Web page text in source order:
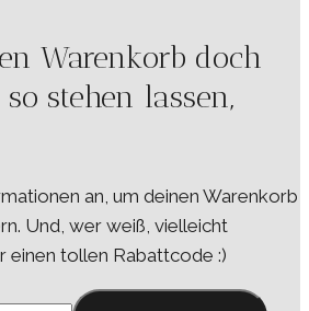
Warenkorb doch
stehen lassen,
an, um deinen Warenkorb
Und, wer weiß, vielleicht
einen tollen Rabattcode :)